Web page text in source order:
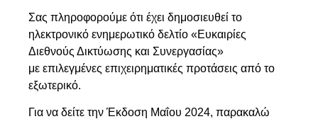
Σας πληροφορούμε ότι έχει δημοσιευθεί το
ηλεκτρονικό ενημερωτικό δελτίο «Ευκαιρίες
Διεθνούς Δικτύωσης και Συνεργασίας»
με επιλεγμένες επιχειρηματικές προτάσεις από το
εξωτερικό.
Για να δείτε την Έκδοση Μαΐου 2024, παρακαλώ